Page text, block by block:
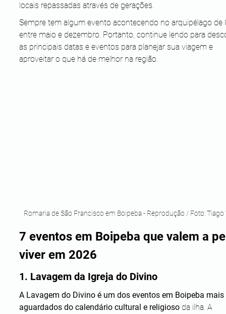
locais repassadas através de gerações.
Sempre tem algum evento acontecendo no arquipélago de
entre maio e dezembro. Portanto, continue lendo para
as principais datas e eventos para planejar sua viagem e
aproveitar o que há de melhor na região.
Romaria de São Francisco em Boipeba - Reprodução / Foto: Tiago
7 eventos em Boipeba que valem a
viver em 2026
1. Lavagem da Igreja do Divino
A Lavagem do Divino é um dos eventos em Boipeba mais
aguardados do calendário cultural e religioso da ilha. A